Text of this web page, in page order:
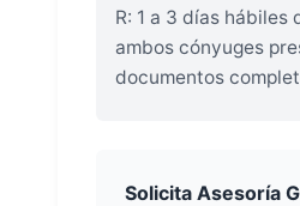
R: 1 a 3 días hábiles
ambos cónyuges
documentos
Solicita Asesoría